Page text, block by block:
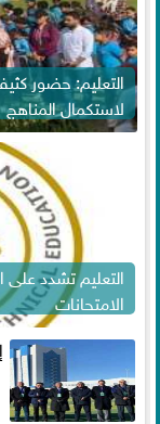
التعليم: حضور
لاستكمال المناهج
الامتحانات